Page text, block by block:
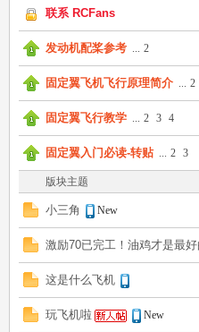
联系 RCFans
发动机配桨参考 ... 2
固定翼飞机飞行原理简介 ... 2
固定翼飞行教学 ... 2 3 4
固定翼入门必读-转贴 ... 2 3
版块主题
小三角 New
激励70已完工！油鸡才是最好
这是什么飞机
玩飞机啦 New